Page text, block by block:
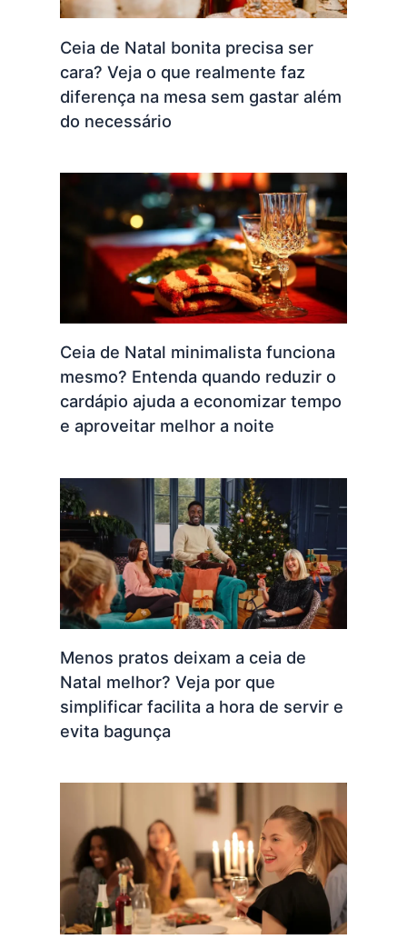
Ceia de Natal bonita precisa ser
cara? Veja o que realmente faz
diferença na mesa sem gastar além
do necessário
Ceia de Natal minimalista funciona
mesmo? Entenda quando reduzir o
cardápio ajuda a economizar tempo
e aproveitar melhor a noite
Menos pratos deixam a ceia de
Natal melhor? Veja por que
simplificar facilita a hora de servir e
evita bagunça